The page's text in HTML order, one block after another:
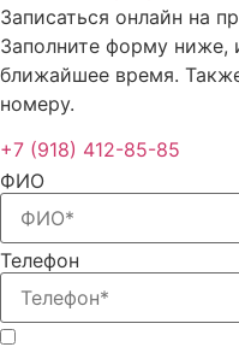
Записаться онлайн на
Заполните форму
ближайшее время.
номеру.
+7 (918) 412-85-85
ФИО
Телефон